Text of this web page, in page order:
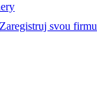
Zaregistruj svou firmu